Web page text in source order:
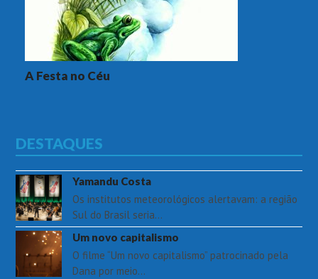
A Festa no Céu
DESTAQUES
Yamandu Costa
Os institutos meteorológicos alertavam: a região
Sul do Brasil seria…
Um novo capitalismo
O filme “Um novo capitalismo” patrocinado pela
Dana por meio…